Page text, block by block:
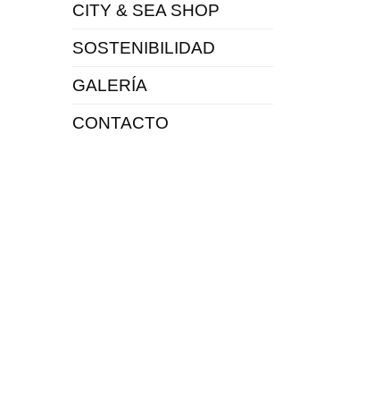
CITY & SEA SHOP
SOSTENIBILIDAD
GALERÍA
CONTACTO